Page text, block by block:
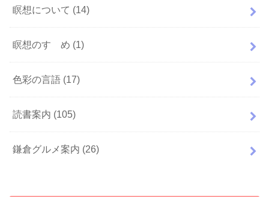
瞑想について (14)
瞑想のすゝめ (1)
色彩の言語 (17)
読書案内 (105)
鎌倉グルメ案内 (26)